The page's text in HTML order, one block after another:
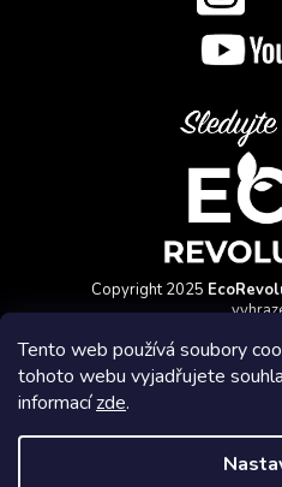
Tento web používá soubory
tohoto webu vyjadřujete
informacízde.
Copyright 2025